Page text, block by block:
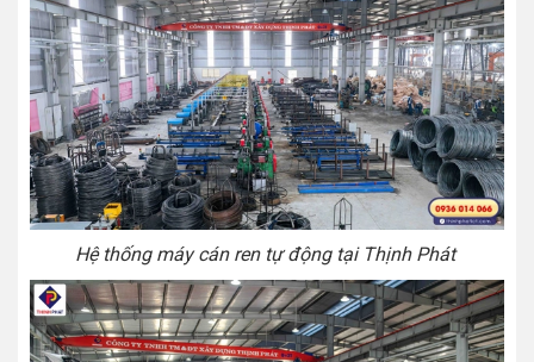
Hệ thống máy cán ren tự động tại Thịnh Phát